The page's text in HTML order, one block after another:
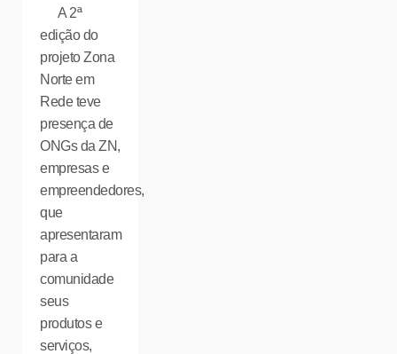
A 2ª
edição do
projeto Zona
Norte em
Rede teve
presença de
ONGs da ZN,
empresas e
empreendedores,
que
apresentaram
para a
comunidade
seus
produtos e
serviços,